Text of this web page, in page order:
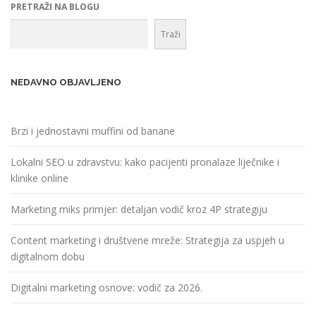
PRETRAŽI NA BLOGU
Traži
NEDAVNO OBJAVLJENO
Brzi i jednostavni muffini od banane
Lokalni SEO u zdravstvu: kako pacijenti pronalaze liječnike i
klinike online
Marketing miks primjer: detaljan vodič kroz 4P strategiju
Content marketing i društvene mreže: Strategija za uspjeh u
digitalnom dobu
Digitalni marketing osnove: vodič za 2026.